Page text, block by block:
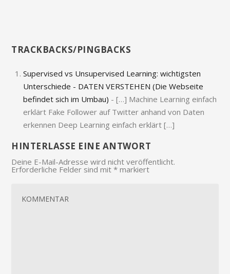
TRACKBACKS/PINGBACKS
Supervised vs Unsupervised Learning: wichtigsten
Unterschiede - DATEN VERSTEHEN (Die Webseite
befindet sich im Umbau) - […] Machine Learning einfach
erklärt Fake Follower auf Twitter anhand von Daten
erkennen Deep Learning einfach erklärt […]
HINTERLASSE EINE ANTWORT
Deine E-Mail-Adresse wird nicht veröffentlicht.
Erforderliche Felder sind mit* markiert